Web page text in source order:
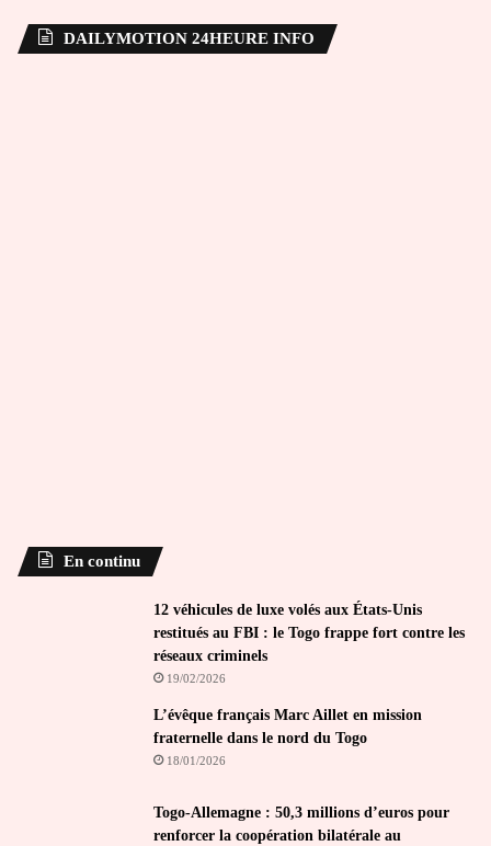
DAILYMOTION 24HEURE INFO
En continu
12 véhicules de luxe volés aux États-Unis
restitués au FBI : le Togo frappe fort contre les
réseaux criminels
19/02/2026
L’évêque français Marc Aillet en mission
fraternelle dans le nord du Togo
18/01/2026
Togo-Allemagne : 50,3 millions d’euros pour
renforcer la coopération bilatérale au